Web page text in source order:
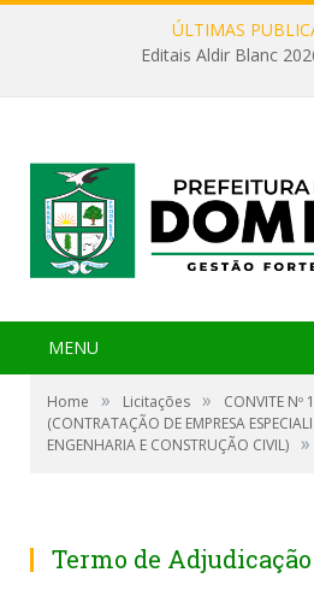
ÚLTIMAS
Editais Aldir Blanc
MENU
Home » Licitações »
CONVITE Nº
(CONTRATAÇÃO DE EMPRESA
ENGENHARIA E CONSTRUÇÃO CIVIL) »
Termo de Adjudicação